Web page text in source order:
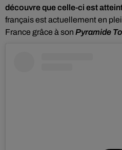
découvre que celle-ci est
français est actuellement en
France grâce à son Pyramide